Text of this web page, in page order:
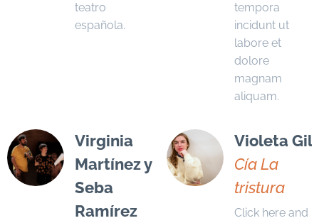
teatro
española.
tempora
incidunt ut
labore et
dolore
magnam
aliquam.
Virginia
Martínez y
Seba
Ramírez
Violeta Gil
Cía La
tristura
Click here and